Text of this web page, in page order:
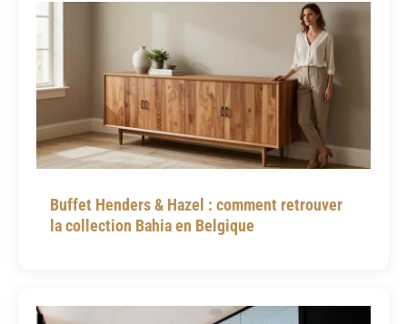
Buffet Henders & Hazel : comment retrouver
la collection Bahia en Belgique